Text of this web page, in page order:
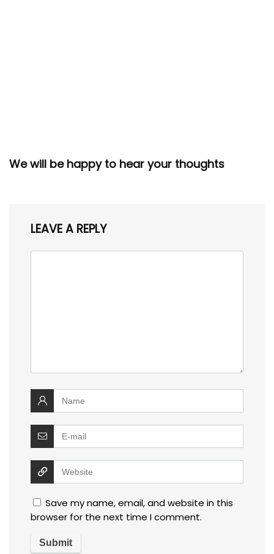
We will be happy to hear your thoughts
LEAVE A REPLY
Save my name, email, and website in this
browser for the next time I comment.